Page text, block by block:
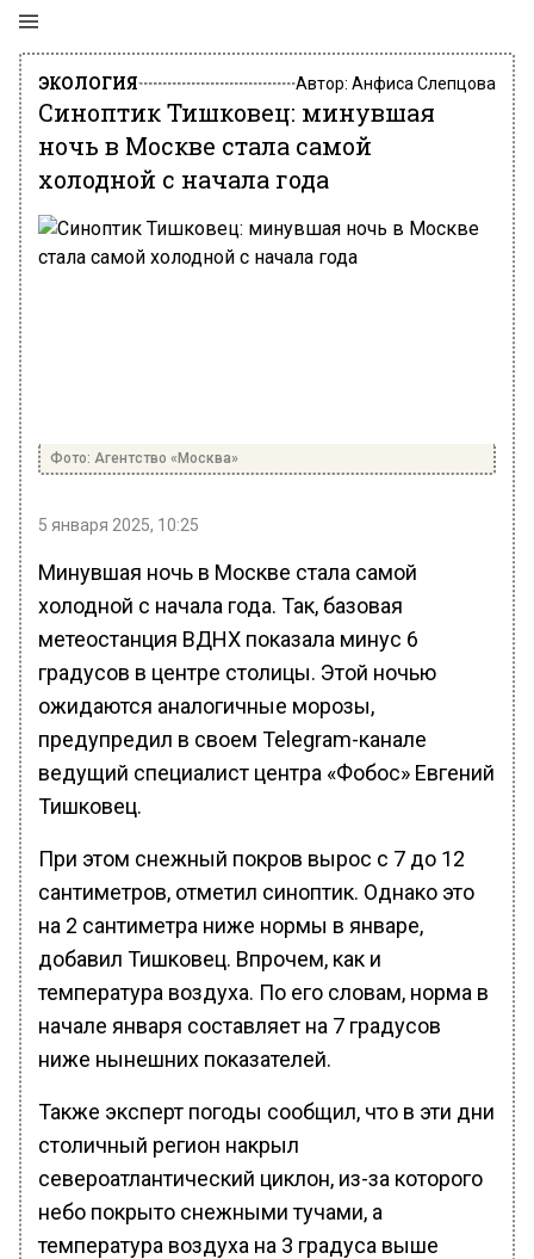
ЭКОЛОГИЯ Автор: Анфиса Слепцова
Синоптик Тишковец: минувшая
ночь в Москве стала самой
холодной с начала года
Фото: Агентство «Москва»
5 января 2025, 10:25
Минувшая ночь в Москве стала самой
холодной с начала года. Так, базовая
метеостанция ВДНХ показала минус 6
градусов в центре столицы. Этой ночью
ожидаются аналогичные морозы,
предупредил в своем Telegram-канале
ведущий специалист центра «Фобос» Евгений
Тишковец.
При этом снежный покров вырос с 7 до 12
сантиметров, отметил синоптик. Однако это
на 2 сантиметра ниже нормы в январе,
добавил Тишковец. Впрочем, как и
температура воздуха. По его словам, норма в
начале января составляет на 7 градусов
ниже нынешних показателей.
Также эксперт погоды сообщил, что в эти дни
столичный регион накрыл
североатлантический циклон, из-за которого
небо покрыто снежными тучами, а
температура воздуха на 3 градуса выше